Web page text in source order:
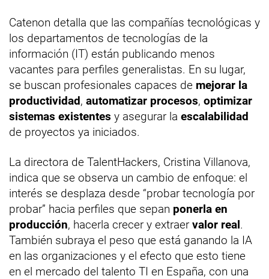
Catenon detalla que las compañías tecnológicas y
los departamentos de tecnologías de la
información (IT) están publicando menos
vacantes para perfiles generalistas. En su lugar,
se buscan profesionales capaces de mejorar la
productividad, automatizar procesos, optimizar
sistemas existentes y asegurar la escalabilidad
de proyectos ya iniciados.
La directora de TalentHackers, Cristina Villanova,
indica que se observa un cambio de enfoque: el
interés se desplaza desde “probar tecnología por
probar” hacia perfiles que sepan ponerla en
producción, hacerla crecer y extraer valor real.
También subraya el peso que está ganando la IA
en las organizaciones y el efecto que esto tiene
en el mercado del talento TI en España, con una